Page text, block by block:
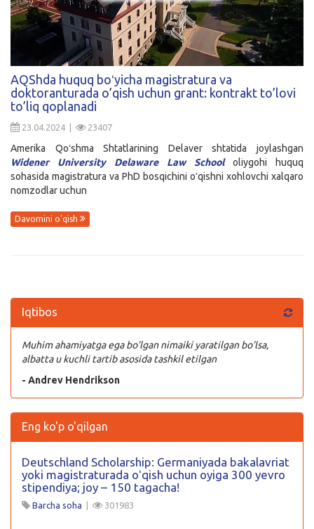
Kirish
AQShda huquq boʻyicha magistratura va
doktoranturada o’qish uchun grant: kontrakt to’lovi
to’liq qoplanadi
23.04.2024 | 23407
Amerika Qoʻshma Shtatlarining Delaver shtatida joylashgan
Widener University Delaware Law Schoololiygohi huquq
sohasida magistratura va PhD bosqichini oʻqishni xohlovchi xalqaro
nomzodlar uchun
Davomini o'qish
Iqtibos
Muhim ahamiyatga ega bo’lgan nimaiki yaratilgan bo’lsa,
albatta u kuchli tartib asosida tashkil etilgan
- Andrev Hendrikson
Eng ko'p o'qilgan
Deutschland Scholarship: Germaniyada bakalavriat
yoki magistraturada oʻqish uchun oyiga 300 yevro
stipendiya; joy – 150 tagacha!
Barcha soha 301983